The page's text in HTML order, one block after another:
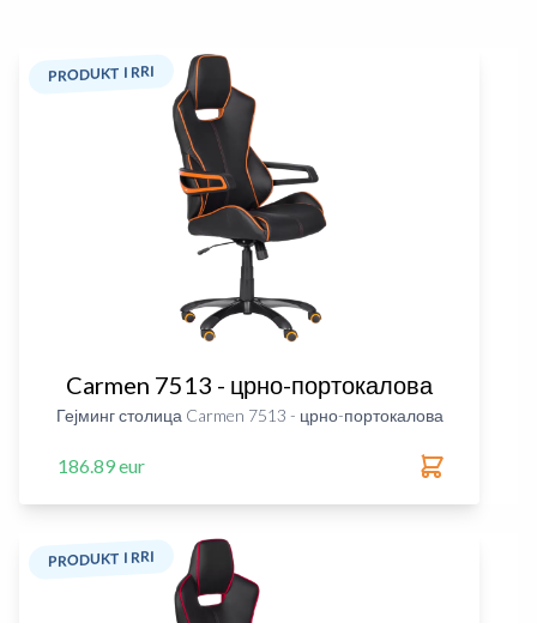
PRODUKT I RRI
Carmen 7513 - црно-портокалова
Гејминг столица Carmen 7513 - црно-портокалова
186.89 eur
PRODUKT I RRI